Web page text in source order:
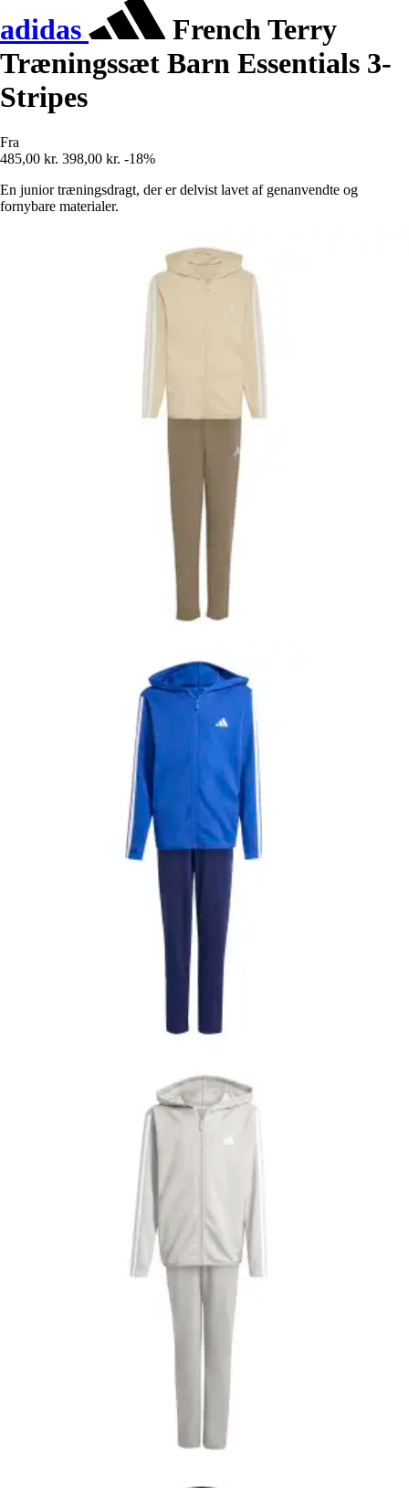
adidas
French Terry
Træningssæt Barn Essentials 3-
Stripes
Fra
485,00 kr. 398,00 kr. -18%
En junior træningsdragt, der er delvist lavet af genanvendte og
fornybare materialer.